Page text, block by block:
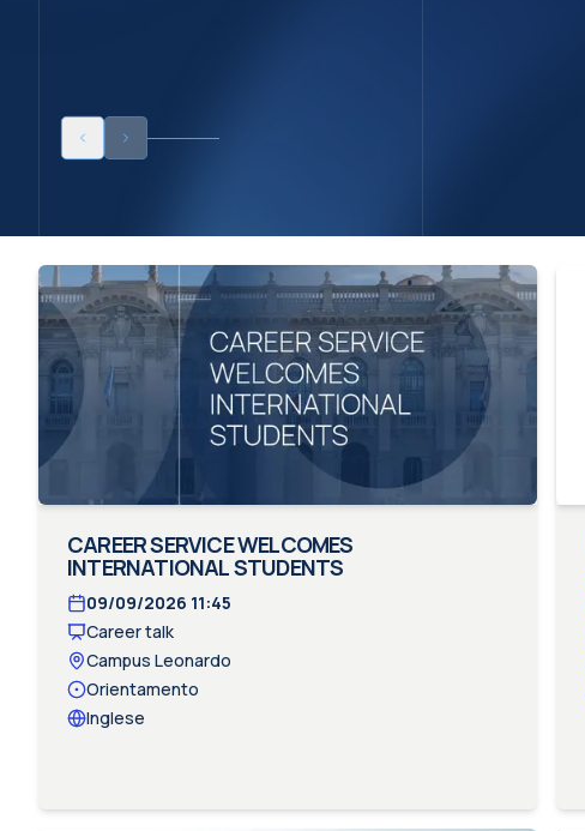
CAREER SERVICE WELCOMES
INTERNATIONAL STUDENTS
09/09/2026 11:45
Career talk
Campus Leonardo
Orientamento
Inglese